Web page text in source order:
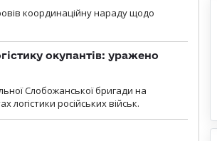
координаційну нараду щодо
окупантів: уражено
Слобожанської бригади на
логістики російських військ.